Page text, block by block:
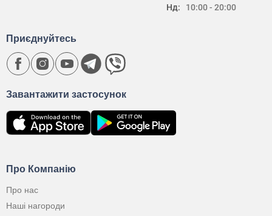
Нд:
10:00 - 20:00
Про Компанію
Про нас
Наші нагороди
Завантажити застосунок
Приєднуйтесь